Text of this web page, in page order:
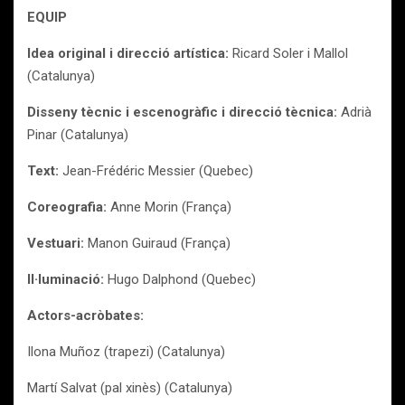
EQUIP
Idea original i direcció artística: Ricard Soler i Mallol
(Catalunya)
Disseny tècnic i escenogràfic i direcció tècnica: Adrià
Pinar (Catalunya)
Text: Jean-Frédéric Messier (Quebec)
Coreografia: Anne Morin (França)
Vestuari: Manon Guiraud (França)
Il·luminació: Hugo Dalphond (Quebec)
Actors-acròbates:
Ilona Muñoz (trapezi) (Catalunya)
Martí Salvat (pal xinès) (Catalunya)